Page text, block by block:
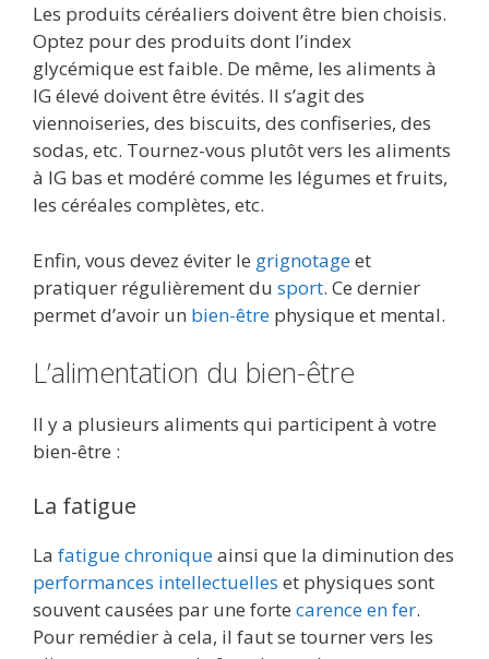
Les produits céréaliers doivent être bien choisis.
Optez pour des produits dont l’index
glycémique est faible. De même, les aliments à
IG élevé doivent être évités. Il s’agit des
viennoiseries, des biscuits, des confiseries, des
sodas, etc. Tournez-vous plutôt vers les aliments
à IG bas et modéré comme les légumes et fruits,
les céréales complètes, etc.
Enfin, vous devez éviter le grignotageet
pratiquer régulièrement du sport. Ce dernier
permet d’avoir un bien-être physique et mental.
L’alimentation du bien-être
Il y a plusieurs aliments qui participent à votre
bien-être :
La fatigue
La fatigue chroniqueainsi que la diminution des
performances intellectuelles et physiques sont
souvent causées par une forte carence en fer.
Pour remédier à cela, il faut se tourner vers les